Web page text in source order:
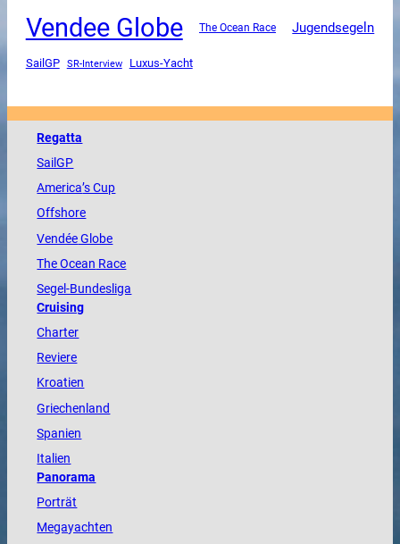
Vendee Globe The Ocean Race Jugendsegeln
SailGP SR-Interview Luxus-Yacht
Regatta
SailGP
America’s Cup
Offshore
VendéeGlobe
TheOcean Race
Segel-Bundesliga
Cruising
Charter
Reviere
Kroatien
Griechenland
Spanien
Italien
Panorama
Porträt
Megayachten